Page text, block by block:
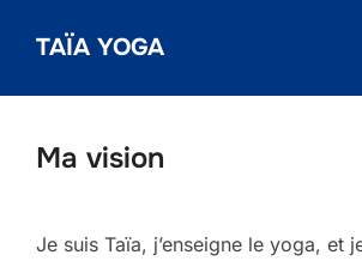
TAÏA YOGA
Ma vision
Je suis Taïa, j’enseigne le yoga, et